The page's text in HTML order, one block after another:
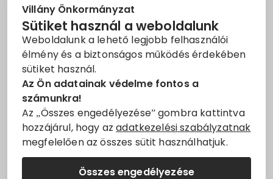
Villány Önkormányzat
Sütiket használ a weboldalunk
Weboldalunk a lehető legjobb felhasználói
élmény és a biztonságos működés érdekében
sütiket használ.
Az Ön adatainak védelme fontos a
számunkra!
Az „Összes engedélyezése” gombra kattintva
hozzájárul, hogy azadatkezelési szabályzatnak
megfelelően az összes sütit használhatjuk.
Összes engedélyezése
Rendelettár
Pályázatok
Dokumentumok
Állásajánlatok
Szolgáltatók
hőségriadó párakapu Tájékoztató
HŐSÉGRIADÓ!
A Baranya Megyei Védelmi Bizottság elnöke 2022.
augusztus 16-án tájékoztatta a Siklósi Helyi Védelmi
Bizottságot, hogy 2022. augusztus 17-én 00:00
órától 2022. augusztus 19-én 24:00 óráig az ország
egész területére III. fokú hőségriasztás került